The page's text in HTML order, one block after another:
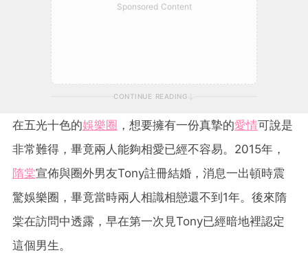
Sponsored Content
CONTINUE READING
在五光十色的娛樂圈 ，想要擁有一份真摯的愛情可說是
非常難得，畢竟兩人能夠相愛已經不容易。2015年，
隋棠宣佈與圈外男友Tony註冊結婚，消息一出頓時震
驚娛樂圈，畢竟當時兩人相識相戀還不到1年。後來隋
棠在訪問中透露，早在第一次見Tony已經暗地裡認定
這個男生。